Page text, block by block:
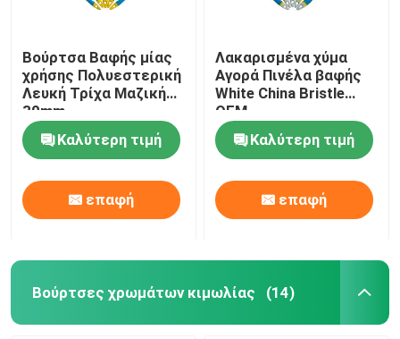
Βούρτσα Βαφής μίας
χρήσης Πολυεστερική
Λευκή Τρίχα Μαζική
30mm
Καλύτερη τιμή
επαφή
Λακαρισμένα χύμα
Αγορά Πινέλα βαφής
White China Bristle
OEM
Καλύτερη τιμή
επαφή
Βούρτσες χρωμάτων κιμωλίας (14)